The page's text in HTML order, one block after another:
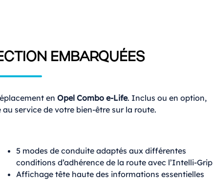
EMBARQUÉES
en Opel Combo e-Life. Inclus ou en option,
service de votre bien-être sur la route.
5 modes de conduite adaptés aux différentes
conditions d’adhérence de la route avec l’Intelli-Grip
Affichage tête haute des informations essentielles